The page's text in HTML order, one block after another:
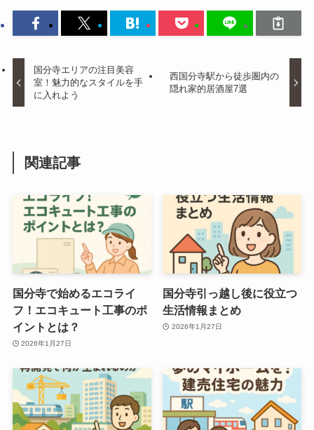
国分寺エリアの注目美容
室！魅力的なスタイルを手
に入れよう
西国分寺駅から徒歩圏内の
隠れ家的居酒屋7選
関連記事
国分寺で始めるエコライ
フ！エコキュート工事のポ
イントとは？
2026年1月27日
国分寺引っ越し後に役立つ
生活情報まとめ
2026年1月27日